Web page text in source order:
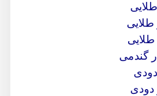
گندمی